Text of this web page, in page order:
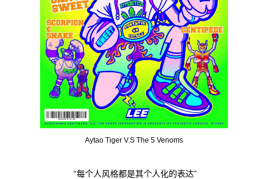
Aytao Tiger V.S The 5 Venoms
“每个人风格都是其个人化的表达”